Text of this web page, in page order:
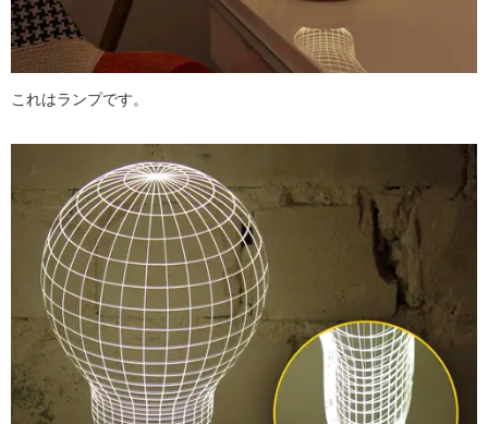
これはランプです。